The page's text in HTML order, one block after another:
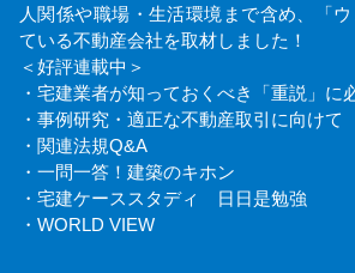
人関係や職場・生活環境まで含め、「
ている不動産会社を取材しました！
＜好評連載中＞
・宅建業者が知っておくべき「重説」に
・事例研究・適正な不動産取引に向けて
・関連法規Q&A
・一問一答！建築のキホン
・宅建ケーススタディ 日日是勉強
・WORLD VIEW